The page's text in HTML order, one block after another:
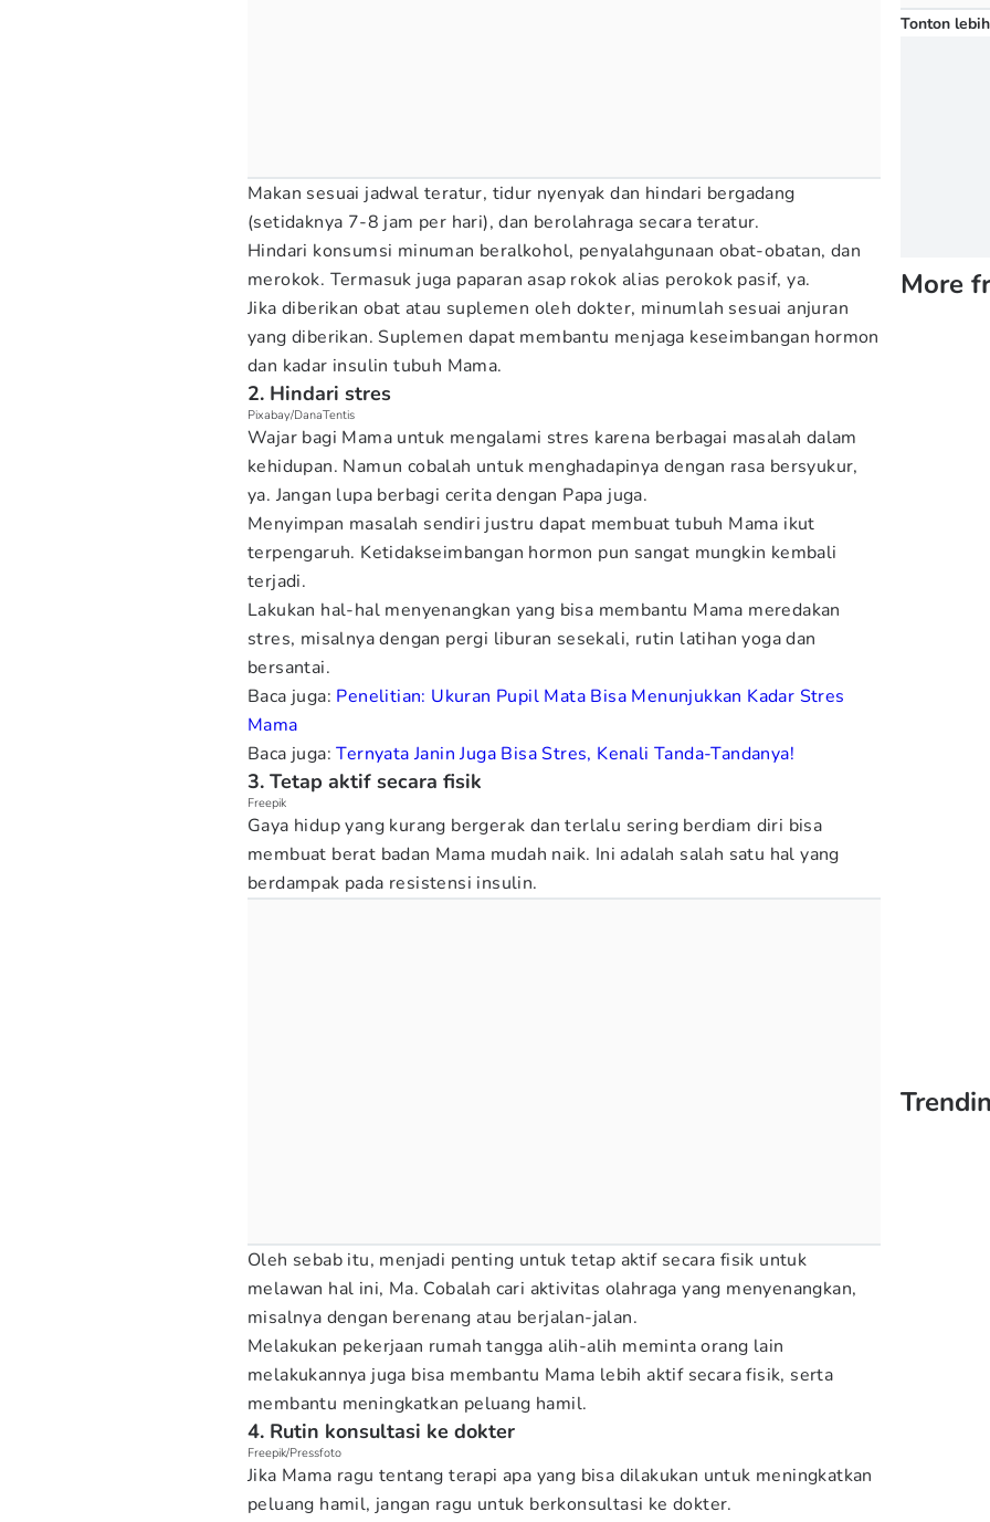
Makan sesuai jadwal teratur, tidur nyenyak dan hindari bergadang
(setidaknya 7-8 jam per hari), dan berolahraga secara teratur.
Hindari konsumsi minuman beralkohol, penyalahgunaan obat-obatan, dan
merokok. Termasuk juga paparan asap rokok alias perokok pasif, ya.
Jika diberikan obat atau suplemen oleh dokter, minumlah sesuai anjuran
yang diberikan. Suplemen dapat membantu menjaga keseimbangan hormon
dan kadar insulin tubuh Mama.
2. Hindari stres
Pixabay/DanaTentis
Wajar bagi Mama untuk mengalami stres karena berbagai masalah dalam
kehidupan. Namun cobalah untuk menghadapinya dengan rasa bersyukur,
ya. Jangan lupa berbagi cerita dengan Papa juga.
Menyimpan masalah sendiri justru dapat membuat tubuh Mama ikut
terpengaruh. Ketidakseimbangan hormon pun sangat mungkin kembali
terjadi.
Lakukan hal-hal menyenangkan yang bisa membantu Mama meredakan
stres, misalnya dengan pergi liburan sesekali, rutin latihan yoga dan
bersantai.
Baca juga: Penelitian: Ukuran Pupil Mata Bisa Menunjukkan Kadar Stres
Mama
Baca juga:Ternyata Janin Juga Bisa Stres, Kenali Tanda-Tandanya!
3. Tetap aktif secara fisik
Freepik
Gaya hidup yang kurang bergerak dan terlalu sering berdiam diri bisa
membuat berat badan Mama mudah naik. Ini adalah salah satu hal yang
berdampak pada resistensi insulin.
Oleh sebab itu, menjadi penting untuk tetap aktif secara fisik untuk
melawan hal ini, Ma. Cobalah cari aktivitas olahraga yang menyenangkan,
misalnya dengan berenang atau berjalan-jalan.
Melakukan pekerjaan rumah tangga alih-alih meminta orang lain
melakukannya juga bisa membantu Mama lebih aktif secara fisik, serta
membantu meningkatkan peluang hamil.
4. Rutin konsultasi ke dokter
Freepik/Pressfoto
Jika Mama ragu tentang terapi apa yang bisa dilakukan untuk meningkatkan
peluang hamil, jangan ragu untuk berkonsultasi ke dokter.
Tonton
More